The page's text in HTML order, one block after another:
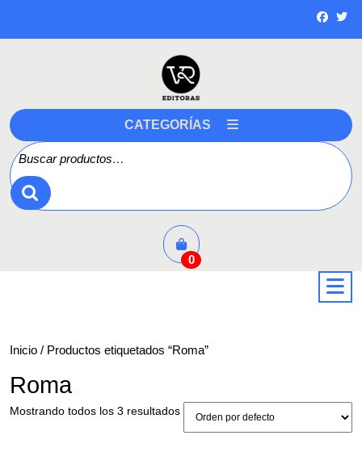
contenido
CATEGORÍAS
Buscar por:
0
Inicio / Productos etiquetados “Roma”
Roma
Mostrando todos los 3 resultados